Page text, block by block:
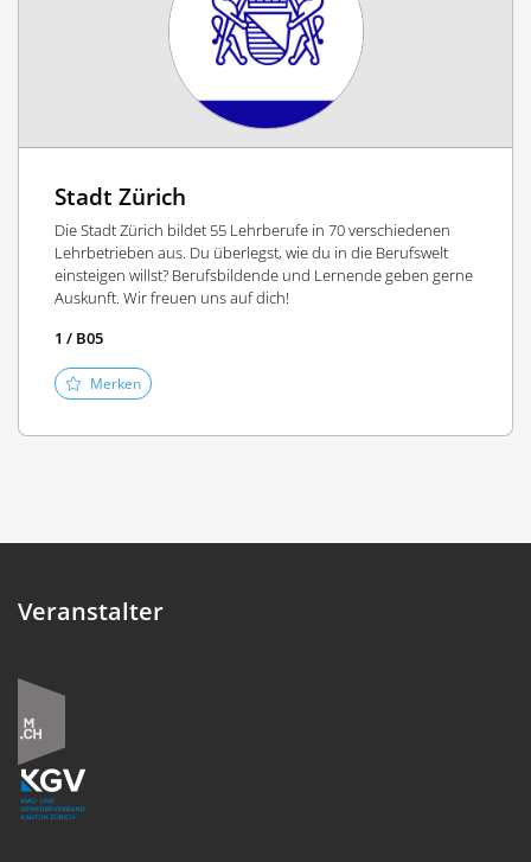
Stadt Zürich
Die Stadt Zürich bildet 55 Lehrberufe in 70 verschiedenen
Lehrbetrieben aus. Du überlegst, wie du in die Berufswelt
einsteigen willst? Berufsbildende und Lernende geben gerne
Auskunft. Wir freuen uns auf dich!
1 / B05
Merken
Veranstalter